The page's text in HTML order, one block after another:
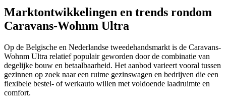
Marktontwikkelingen en trends rondom
Caravans-Wohnm Ultra
Op de Belgische en Nederlandse tweedehandsmarkt is de Caravans-
Wohnm Ultra relatief populair geworden door de combinatie van
degelijke bouw en betaalbaarheid. Het aanbod varieert vooral tussen
gezinnen op zoek naar een ruime gezinswagen en bedrijven die een
flexibele bestel- of werkauto willen met voldoende laadruimte en
comfort.